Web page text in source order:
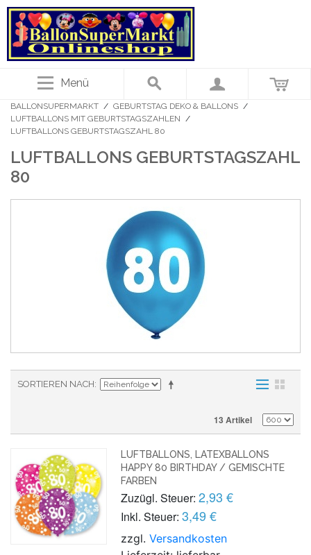
Menü
BALLONSUPERMARKT / GEBURTSTAG DEKO & BALLONS /
LUFTBALLONS MIT GEBURTSTAGSZAHLEN /
LUFTBALLONS GEBURTSTAGSZAHL 80
LUFTBALLONS GEBURTSTAGSZAHL
80
SORTIEREN NACH
13 Artikel
LUFTBALLONS, LATEXBALLONS
HAPPY 80 BIRTHDAY / GEMISCHTE
FARBEN
Zuzügl. Steuer: 2,93 €
Inkl. Steuer: 3,49 €
zzgl.Versandkosten